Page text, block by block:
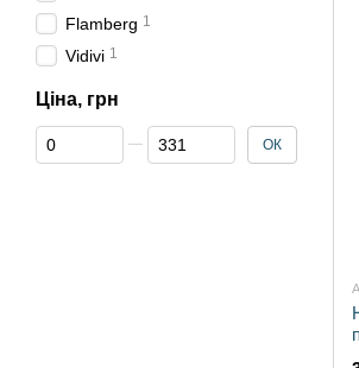
Flamberg 1
Vidivi 1
Ціна, грн
Від Ціна, грн
До Ціна, грн ОК